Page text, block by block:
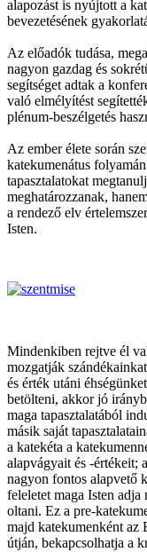
alapozást is nyújtott a
bevezetésének
Az előadók tudása,
nagyon gazdag és
segítséget adtak a
való elmélyítést
plénum-beszélgetés
Az ember élete során
katekumenátus
tapasztalatokat
meghatározzanak,
a rendező elv
Isten.
Mindenkiben rejtve él
mozgatják
és érték utáni
betölteni, akkor jó
maga tapasztalatából
másik saját
a katekéta a
alapvágyait és -értékeit;
nagyon fontos alapvető
feleletet maga Isten adja
oltani. Ez a pre-
majd katekumenként az
útján, bekapcsolhatja a